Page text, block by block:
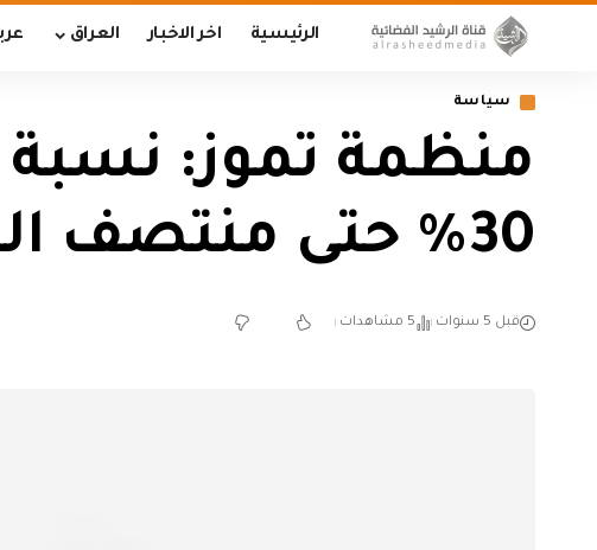
الرئيسية اخر الاخبار العراق
سياسة
منظمة تموز: نسبة
30% حتى منتصف النهار
قبل 5 سنوات 5 مشاهدات